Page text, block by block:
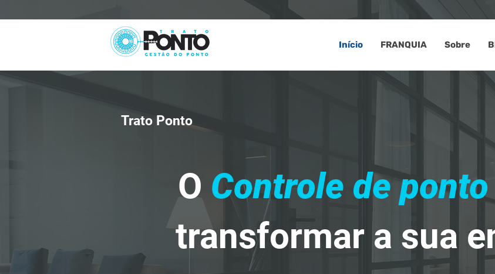
Início FRANQUIA Sobre
Trato Ponto
O Controle de ponto
transformar a sua